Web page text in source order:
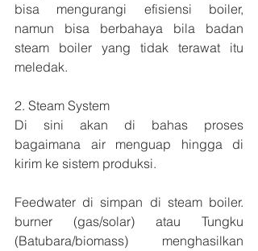
bisa mengurangi efisiensi boiler,
namun bisa berbahaya bila badan
steam boiler yang tidak terawat itu
meledak.
2. Steam System
Di sini akan di bahas proses
bagaimana air menguap hingga di
kirim ke sistem produksi.
Feedwater di simpan di steam boiler.
burner (gas/solar) atau Tungku
(Batubara/biomass) menghasilkan